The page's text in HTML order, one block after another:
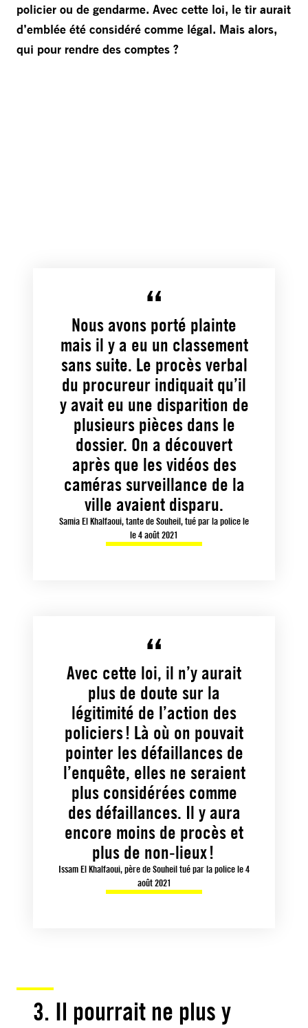
policier ou de gendarme. Avec cette loi, le tir aurait
d’emblée été considéré comme légal. Mais alors,
qui pour rendre des comptes ?
Nous avons porté plainte
mais il y a eu un classement
sans suite. Le procès verbal
du procureur indiquait qu’il
y avait eu une disparition de
plusieurs pièces dans le
dossier. On a découvert
après que les vidéos des
caméras surveillance de la
ville avaient disparu.
Samia El Khalfaoui, tante de Souheil, tué par la police le
le 4 août 2021
Avec cette loi, il n’y aurait
plus de doute sur la
légitimité de l’action des
policiers ! Là où on pouvait
pointer les défaillances de
l’enquête, elles ne seraient
plus considérées comme
des défaillances. Il y aura
encore moins de procès et
plus de non-lieux !
Issam El Khalfaoui, père de Souheil tué par la police le 4
août 2021
3. Il pourrait ne plus y